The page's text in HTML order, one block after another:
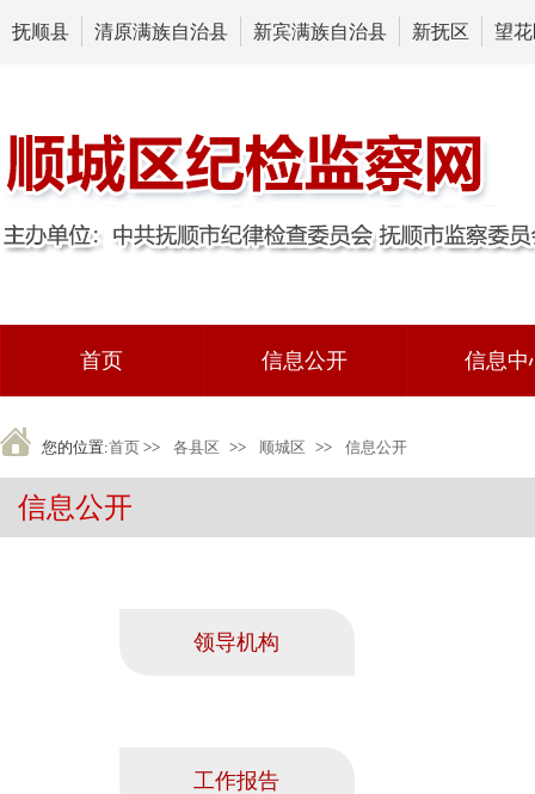
抚顺县 清原满族自治县 新宾满族自治县 新抚区 望
首页 信息公开 信息中
您的位置:首页 >> 各县区 >> 顺城区 >> 信息公开
信息公开
领导机构
工作报告